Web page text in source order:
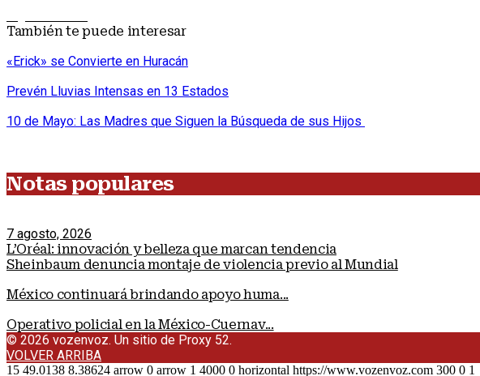
También te puede interesar
«Erick» se Convierte en Huracán
Prevén Lluvias Intensas en 13 Estados
10 de Mayo: Las Madres que Siguen la Búsqueda de sus Hijos
Notas populares
7 agosto, 2026
L’Oréal: innovación y belleza que marcan tendencia
Sheinbaum denuncia montaje de violencia previo al Mundial
México continuará brindando apoyo huma...
Operativo policial en la México-Cuernav...
© 2026 vozenvoz. Un sitio de Proxy 52.
VOLVER ARRIBA
15 49.0138 8.38624 arrow 0 arrow 1 4000 0 horizontal https://www.vozenvoz.com 300 0 1